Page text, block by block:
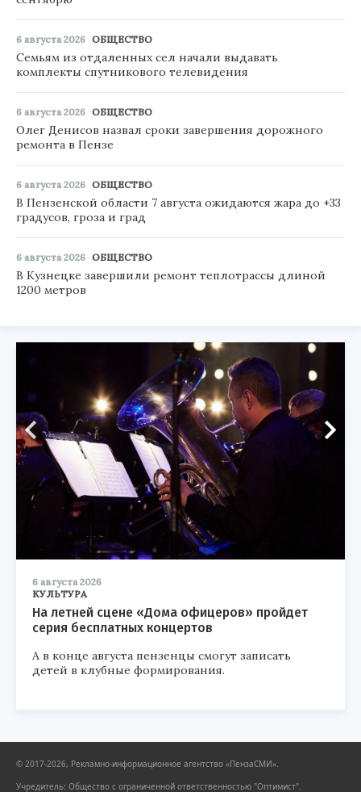
6 августа 2026 ОБЩЕСТВО
Семьям из отдаленных сел начали выдавать
комплекты спутникового телевидения
6 августа 2026 ОБЩЕСТВО
Олег Денисов назвал сроки завершения дорожного
ремонта в Пензе
6 августа 2026 ОБЩЕСТВО
В Пензенской области 7 августа ожидаются жара до +33
градусов, гроза и град
6 августа 2026 ОБЩЕСТВО
В Кузнецке завершили ремонт теплотрассы длиной
1200 метров
6 августа 2026
КУЛЬТУРА
На летней сцене «Дома офицеров» пройдет
серия бесплатных концертов
А в конце августа пензенцы смогут записать
детей в клубные формирования.
© 2017-2026, Рекламно-информационное агентство «ПензаСМИ».
Учредитель: Общество с ограниченной ответственностью "Оптимист".